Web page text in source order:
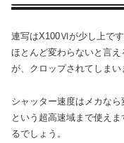
連写はX100Ⅵが少し上で
ほとんど変わらないと言
が、クロップされてしまい
シャッター速度はメカな
という超高速域まで使え
るでしょう。